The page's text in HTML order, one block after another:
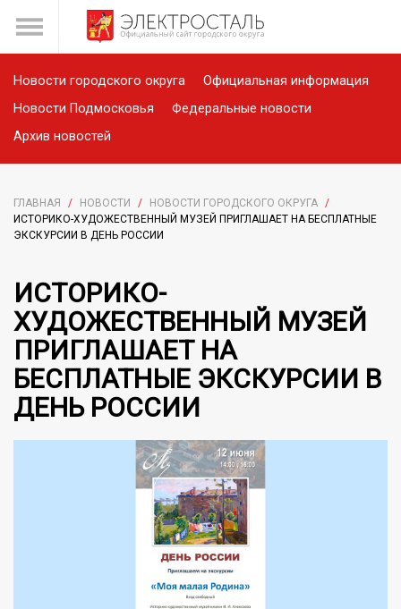
Новости городского округа
Официальная информация
Новости Подмосковья
Федеральные новости
Архив новостей
ГЛАВНАЯ / НОВОСТИ / НОВОСТИ ГОРОДСКОГО ОКРУГА /
ИСТОРИКО-ХУДОЖЕСТВЕННЫЙ МУЗЕЙ ПРИГЛАШАЕТ НА БЕСПЛАТНЫЕ
ЭКСКУРСИИ В ДЕНЬ РОССИИ
ИСТОРИКО-
ХУДОЖЕСТВЕННЫЙ МУЗЕЙ
ПРИГЛАШАЕТ НА
БЕСПЛАТНЫЕ ЭКСКУРСИИ В
ДЕНЬ РОССИИ